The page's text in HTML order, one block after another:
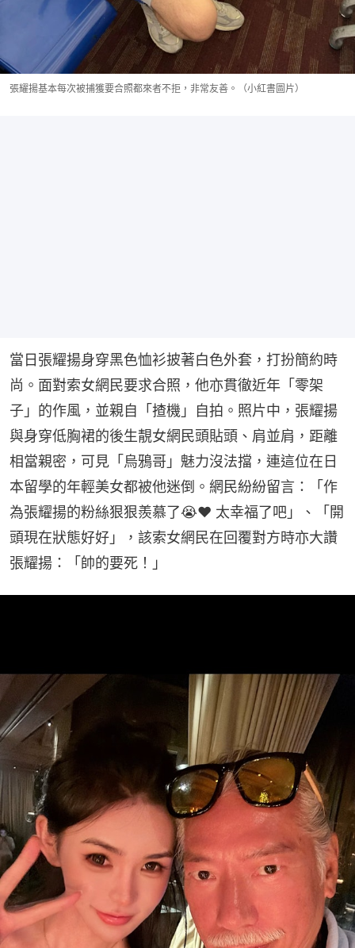
張耀揚基本每次被捕獲要合照都來者不拒，非常友善。（小紅書圖片）
當日張耀揚身穿黑色恤衫披著白色外套，打扮簡約時
尚。面對索女網民要求合照，他亦貫徹近年「零架
子」的作風，並親自「揸機」自拍。照片中，張耀揚
與身穿低胸裙的後生靚女網民頭貼頭、肩並肩，距離
相當親密，可見「烏鴉哥」魅力沒法擋，連這位在日
本留學的年輕美女都被他迷倒。網民紛紛留言：「作
為張耀揚的粉絲狠狠羨慕了😭❤️ 太幸福了吧」、「開
頭現在狀態好好」，該索女網民在回覆對方時亦大讚
張耀揚：「帥的要死！」